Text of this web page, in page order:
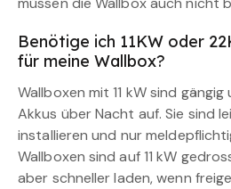
Benötige ich 11KW oder
für meine Wallbox?
Wallboxen mit 11 kW sind
Akkus über Nacht auf. Sie sind
installieren und nur
Wallboxen sind auf 11 kW
aber schneller laden, wenn